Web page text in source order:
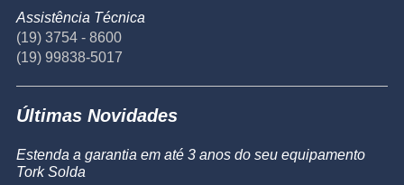
Assistência Técnica
(19) 3754 - 8600
(19) 99838-5017
Últimas Novidades
Estenda a garantia em até 3 anos do seu equipamento
Tork Solda